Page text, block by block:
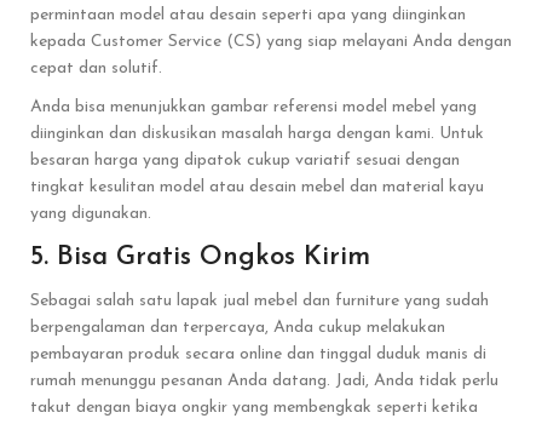
permintaan model atau desain seperti apa yang diinginkan
kepada Customer Service (CS) yang siap melayani Anda dengan
cepat dan solutif.
Anda bisa menunjukkan gambar referensi model mebel yang
diinginkan dan diskusikan masalah harga dengan kami. Untuk
besaran harga yang dipatok cukup variatif sesuai dengan
tingkat kesulitan model atau desain mebel dan material kayu
yang digunakan.
5. Bisa Gratis Ongkos Kirim
Sebagai salah satu lapak jual mebel dan furniture yang sudah
berpengalaman dan terpercaya, Anda cukup melakukan
pembayaran produk secara online dan tinggal duduk manis di
rumah menunggu pesanan Anda datang. Jadi, Anda tidak perlu
takut dengan biaya ongkir yang membengkak seperti ketika